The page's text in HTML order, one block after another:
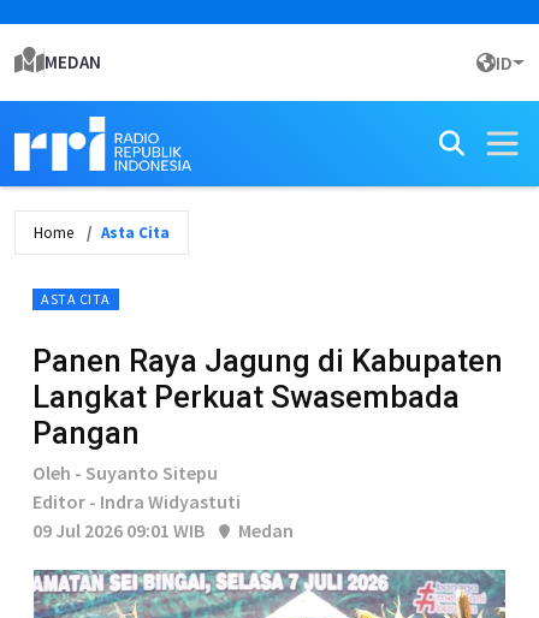
MEDAN ID
Home Asta Cita
ASTA CITA
Panen Raya Jagung di Kabupaten
Langkat Perkuat Swasembada
Pangan
Oleh - Suyanto Sitepu
Editor - Indra Widyastuti
09 Jul 2026 09:01 WIB
Medan